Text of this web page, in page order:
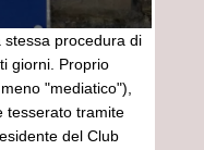
stessa procedura di
giorni. Proprio
"mediatico"),
tesserato tramite
del Club